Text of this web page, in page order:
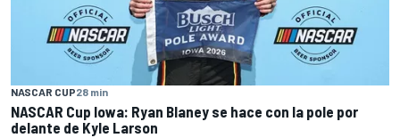
NASCAR CUP28 min
NASCAR Cup Iowa: Ryan Blaney se hace con la pole por
delante de Kyle Larson